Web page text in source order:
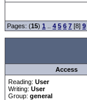
Pages: (15) 1 4 5 6 7 [8] 9
Access
Reading: User
Writing: User
Group: general